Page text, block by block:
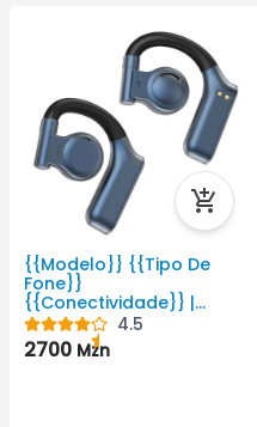
{{Modelo}} {{Tipo De
Fone}}
{{Conectividade}} |
Auriculares Da WiWU
4.5
2700 Mzn